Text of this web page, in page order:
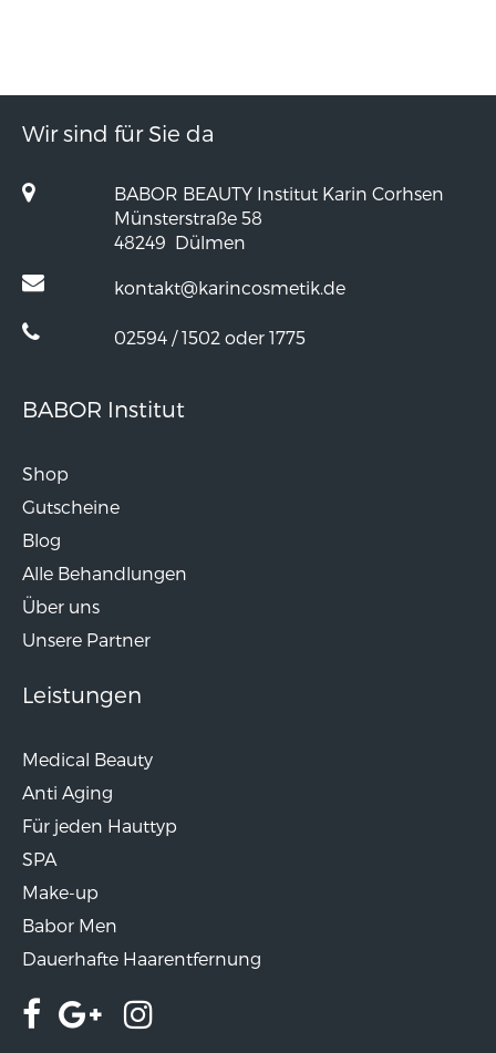
Wir sind für Sie da
BABOR BEAUTY Institut Karin Corhsen
Münsterstraße 58
48249 Dülmen
kontakt@karincosmetik.de
02594 / 1502 oder 1775
BABOR Institut
Shop
Gutscheine
Blog
Alle Behandlungen
Über uns
Unsere Partner
Leistungen
Medical Beauty
Anti Aging
Für jeden Hauttyp
SPA
Make-up
Babor Men
Dauerhafte Haarentfernung